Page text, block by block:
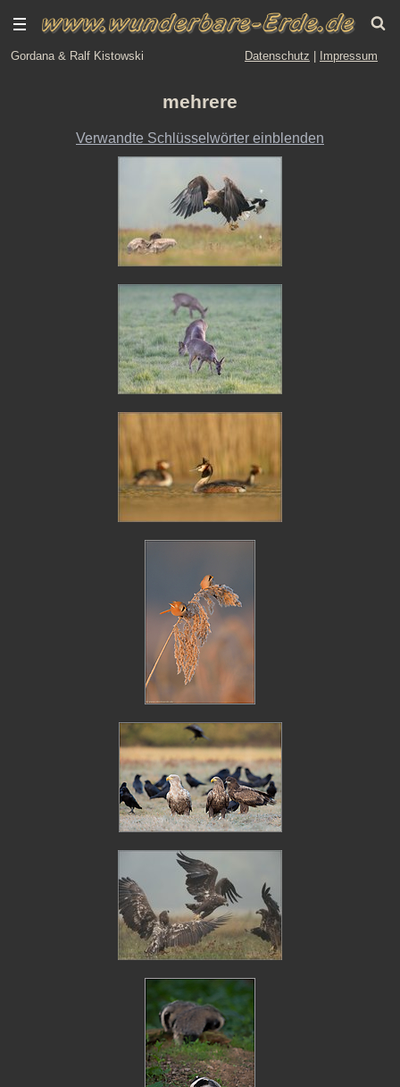
Gordana & Ralf Kistowski Datenschutz Impressum
mehrere
Verwandte Schlüsselwörter einblenden